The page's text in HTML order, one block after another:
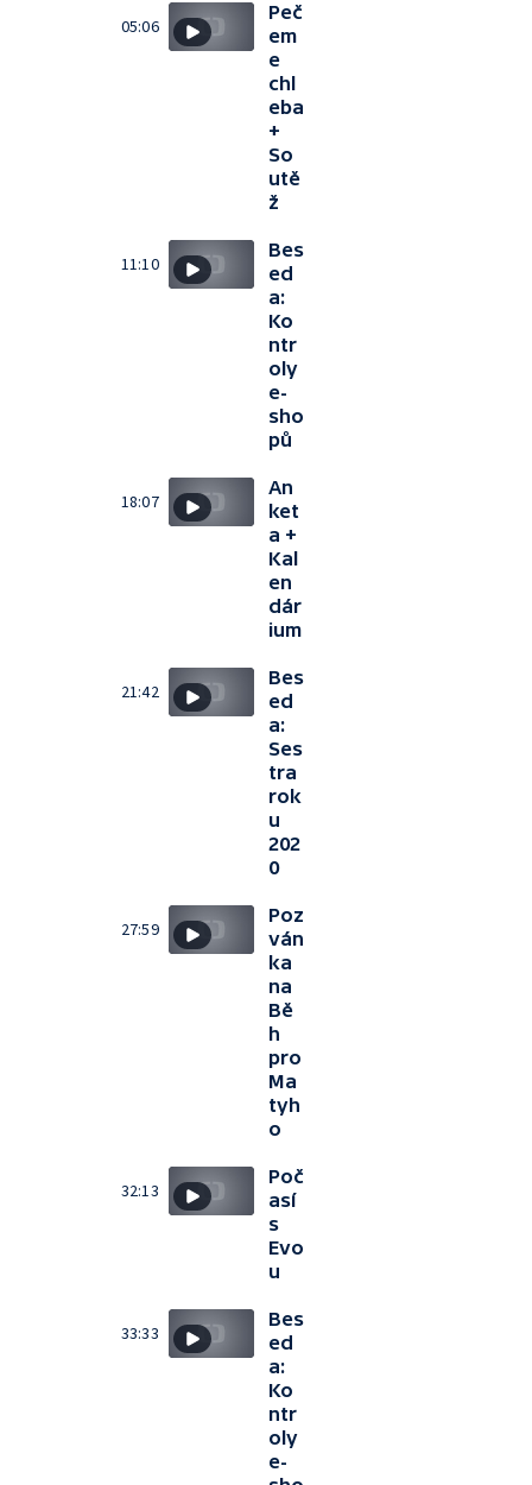
05:06
Peč
em
e
chl
eba
+
So
utě
ž
11:10
Bes
ed
a:
Ko
ntr
oly
e-
sho
pů
18:07
An
ket
a +
Kal
en
dár
ium
21:42
Bes
ed
a:
Ses
tra
rok
u
202
0
27:59
Poz
ván
ka
na
Bě
h
pro
Ma
tyh
o
32:13
Poč
así
s
Evo
u
33:33
Bes
ed
a:
Ko
ntr
oly
e-